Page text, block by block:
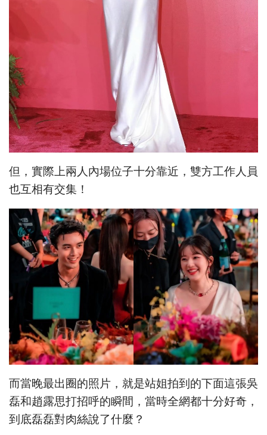
但，實際上兩人內場位子十分靠近，雙方工作人員
也互相有交集！
而當晚最出圈的照片，就是站姐拍到的下面這張吳
磊和趙露思打招呼的瞬間，當時全網都十分好奇，
到底磊磊對肉絲說了什麼？